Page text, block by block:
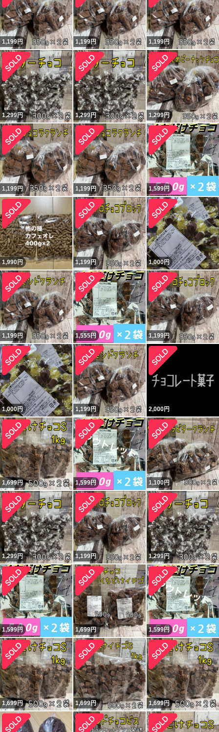
1,199円 1,199円 1,199円
1,299円 1,299円 1,299円
1,199円 1,199円 1,599円
1,990円 1,199円 1,000円
1,199円 1,555円 1,199円
1,000円 1,199円 2,000円
1,699円 1,599円 1,100円
1,299円 1,199円 1,299円
1,599円 1,699円 1,599円
1,699円 1,699円 1,699円